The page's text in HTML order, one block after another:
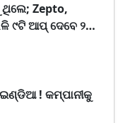
Zepto,
୯ଟି ଆପ୍‌ ଦେବେ ୨୦
! କମ୍ପାନୀକୁ